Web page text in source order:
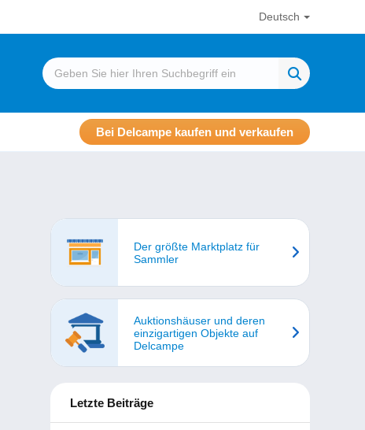
Deutsch
Bei Delcampe kaufen und verkaufen
Der größte Marktplatz für
Sammler
Auktionshäuser und deren
einzigartigen Objekte auf
Delcampe
Letzte Beiträge